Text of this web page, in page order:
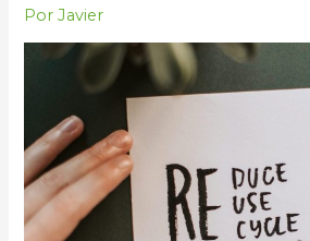
PorJavier